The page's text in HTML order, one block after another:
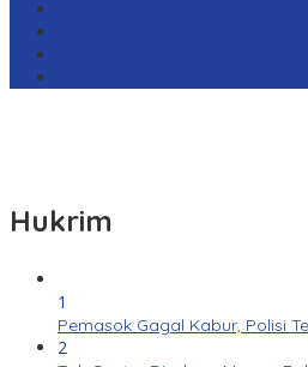
Hukrim
1
Pemasok Gagal Kabur, Polisi
2